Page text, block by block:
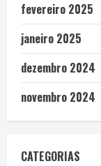
fevereiro 2025
janeiro 2025
dezembro 2024
novembro 2024
CATEGORIAS